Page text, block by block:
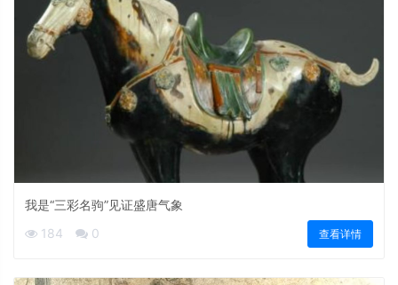
我是“三彩名驹”见证盛唐气象
184
0 查看详情